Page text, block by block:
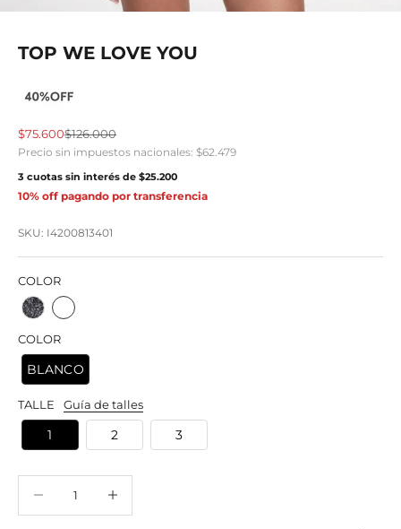
TOP WE LOVE YOU
Precio de oferta
$75.600Precio normal
$126.000
Precio sin impuestos nacionales: $62.479
3 cuotas sin interés de $25.200
10% off pagando por transferencia
SKU: I4200813401
COLOR
COLOR
BLANCO
TALLE Guía de talles
1 2 3